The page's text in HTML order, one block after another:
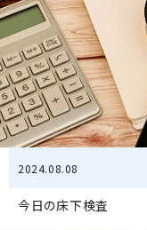
2024.08.08
今日の床下検査